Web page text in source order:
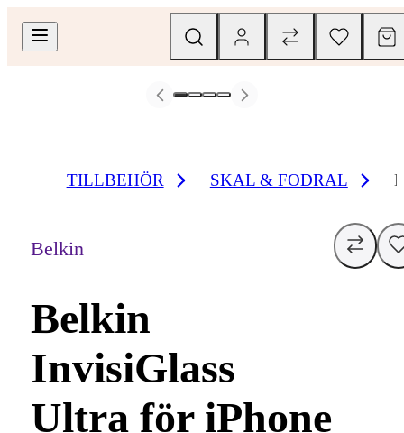
TILLBEHÖR SKAL & FODRAL
Belkin
Belkin
InvisiGlass
Ultra för iPhone